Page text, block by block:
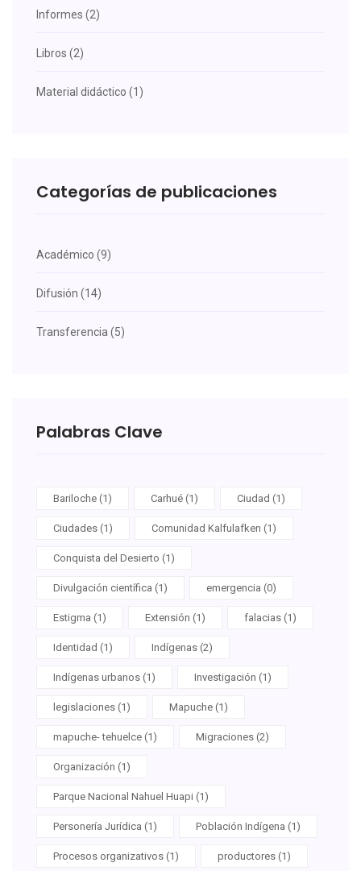
Informes (2)
Libros (2)
Material didáctico (1)
Categorías de publicaciones
Académico (9)
Difusión (14)
Transferencia (5)
Palabras Clave
Bariloche (1) Carhué (1) Ciudad (1)
Ciudades (1) Comunidad Kalfulafken (1)
Conquista del Desierto (1)
Divulgación científica (1) emergencia (0)
Estigma (1) Extensión (1) falacias (1)
Identidad (1) Indígenas (2)
Indígenas urbanos (1) Investigación (1)
legislaciones (1) Mapuche (1)
mapuche- tehuelce (1) Migraciones (2)
Organización (1)
Parque Nacional Nahuel Huapi (1)
Personería Jurídica (1) Población Indígena (1)
Procesos organizativos (1) productores (1)